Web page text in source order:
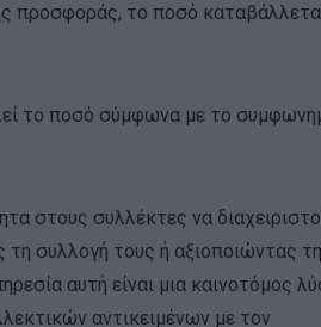
προσφοράς, το ποσό
το ποσό σύμφωνα με το
στους συλλέκτες να
τη συλλογή τους ή αξιοποιώντας
αυτή είναι μια καινοτόμος
αντικειμένων με τον